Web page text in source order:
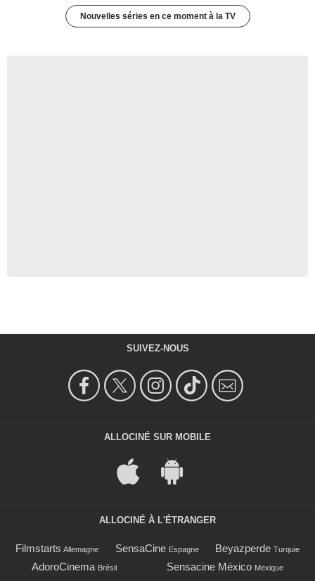
Nouvelles séries en ce moment à la TV
SUIVEZ-NOUS
ALLOCINÉ SUR MOBILE
ALLOCINÉ À L'ÉTRANGER
Filmstarts Allemagne SensaCine Espagne Beyazperde Turquie
AdoroCinema Brésil Sensacine México Mexique